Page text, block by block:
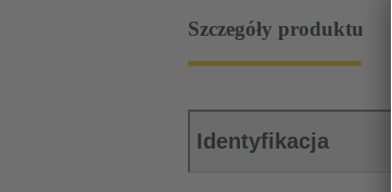
Szczegóły produktu
Identyfikacja